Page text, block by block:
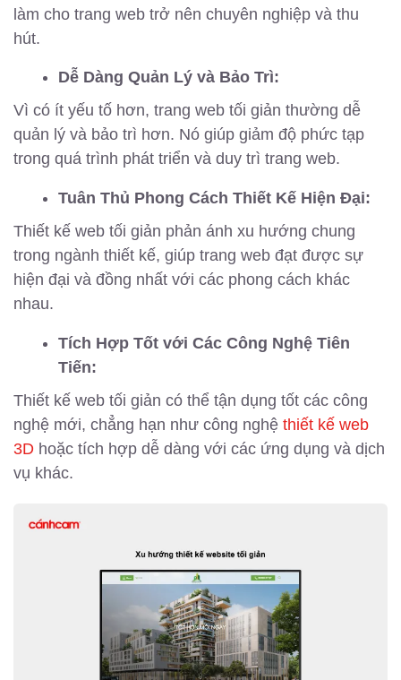
làm cho trang web trở nên chuyên nghiệp và thu
hút.
Dễ Dàng Quản Lý và Bảo Trì:
Vì có ít yếu tố hơn, trang web tối giản thường dễ
quản lý và bảo trì hơn. Nó giúp giảm độ phức tạp
trong quá trình phát triển và duy trì trang web.
Tuân Thủ Phong Cách Thiết Kế Hiện Đại:
Thiết kế web tối giản phản ánh xu hướng chung
trong ngành thiết kế, giúp trang web đạt được sự
hiện đại và đồng nhất với các phong cách khác
nhau.
Tích Hợp Tốt với Các Công Nghệ Tiên
Tiến:
Thiết kế web tối giản có thể tận dụng tốt các công
nghệ mới, chẳng hạn như công nghệ thiết kế web
3D hoặc tích hợp dễ dàng với các ứng dụng và dịch
vụ khác.